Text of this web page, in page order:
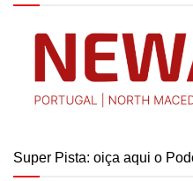
Super Pista: oiça aqui o